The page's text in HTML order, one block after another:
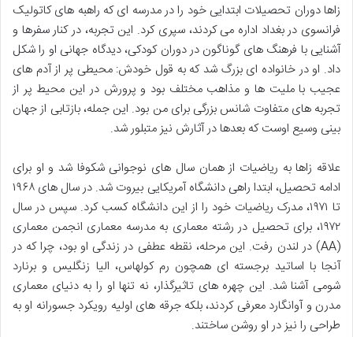
زاها دوران تحصیلات ابتدایی خود را در مدرسه ای که راهبه های کاتولیک
فرانسوی در بغداد اداره می کردند، سپری کرد. این تجربه، در کنار سفرها و
آشنایی با فرهنگ های گوناگون در دوران کودکی، دیدگاه جهانی او را شکل
داد. او در خانواده ای بزرگ شد که به قول خودش: محیطی پر از آدم های
عجیب با ملیت ها و مذاهب مختلف بود و پرورش در این محیط پر از
تجربه های متفاوت شانس بزرگی برای من بود. این جمله، بازتابی از جهان
بینی وسیع اوست که بعدها در آثارش نیز متبلور شد.
علاقه زاها به ریاضیات از همان سال های نوجوانی شکوفا شد و او برای
ادامه تحصیل، ابتدا راهی دانشگاه آمریکایی بیروت شد. در سال های ۱۹۶۸
تا ۱۹۷۱، مدرک ریاضیات خود را از این دانشگاه کسب کرد. سپس در سال
۱۹۷۲، برای تحصیل در رشته معماری به مدرسه معماری انجمن معماری
(AA) در لندن رفت. این مرحله، نقطه عطفی در زندگی او بود، چرا که در
آنجا با اساتید برجسته ای همچون رم کولهاس، الیا زنگلیس و برنارد
شومی آشنا شد. این چهره های تاثیرگذار، نه تنها او را به دنیای معماری
مدرن و آوانگارد معرفی کردند، بلکه جرقه های اولیه رویکرد جسورانه او به
طراحی را نیز در او روشن ساختند.